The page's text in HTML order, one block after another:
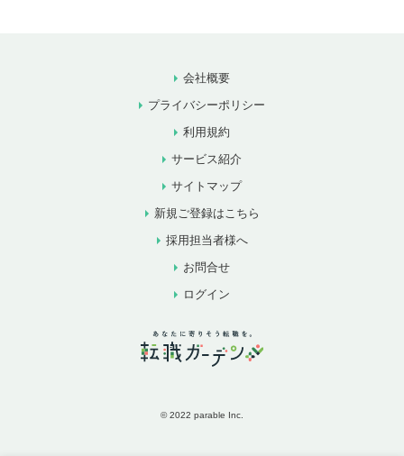
会社概要
プライバシーポリシー
利用規約
サービス紹介
サイトマップ
新規ご登録はこちら
採用担当者様へ
お問合せ
ログイン
© 2022 parable Inc.